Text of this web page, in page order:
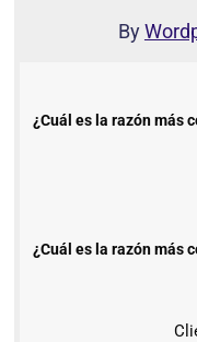
By
¿Cuál es la razón más
¿Cuál es la razón más